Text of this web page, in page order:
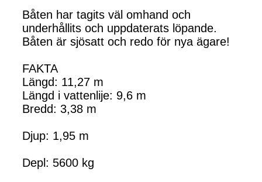
Båten har tagits väl omhand och
underhållits och uppdaterats löpande.
Båten är sjösatt och redo för nya ägare!
FAKTA
Längd: 11,27 m
Längd i vattenlije: 9,6 m
Bredd: 3,38 m
Djup: 1,95 m
Depl: 5600 kg